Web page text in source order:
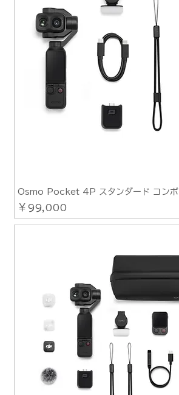
Osmo Pocket 4P スタンダード コンボ
価格
￥99,000